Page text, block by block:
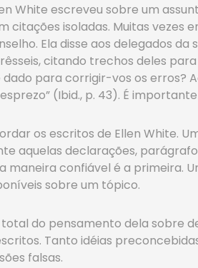
White escreveu sobre um
isoladas. Muitas vezes
Ela disse aos delegados da
citando trechos deles
para corrigir-vos os erros?
(Ibid., p. 43). É
os escritos de Ellen White.
aquelas declarações,
confiável é a primeira.
sobre um tópico.
do pensamento dela sobre
Tanto idéias
falsas.